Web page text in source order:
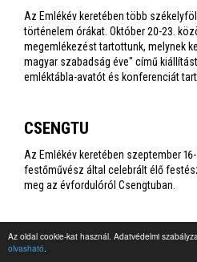
Az oldal cookie-kat használ. Adatvédelmi
olvasható.
Az Emlékév keretében több
történelem órákat. Október 20-23.
megemlékezést tartottunk, melynek
magyar szabadság éve" című
emléktábla-avatót és konferenciát
CSENGTU
Az Emlékév keretében szeptember
festőművész által celebrált élő
meg az évfordulóról Csengtuban.
CARACAS